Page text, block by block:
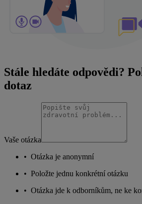
Stále hledáte odpovědi?
dotaz
Vaše otázka
• Otázka je anonymní
• Položte jednu konkrétní otázku
• Otázka jde k odborníkům, ne ke